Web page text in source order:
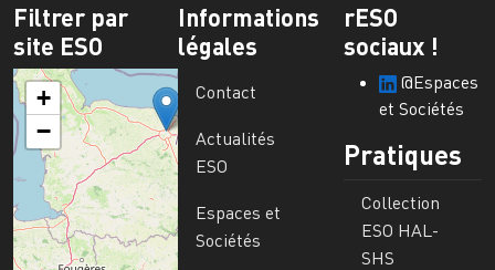
Filtrer par
site ESO
+
−
Informations
légales
Contact
Actualités
ESO
Espaces et
Sociétés
rESO
sociaux !
@Espaces
et Sociétés
Pratiques
Collection
ESO HAL-
SHS